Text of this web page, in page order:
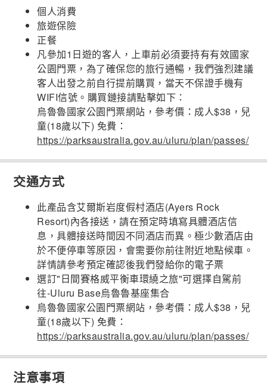
個人消費
旅遊保險
正餐
凡參加1日遊的客人，上車前必須要持有有效國家
公園門票，為了確保您的旅行通暢，我們強烈建議
客人出發之前自行提前購買，當天不保證手機有
WIFI信號。購買鏈接請點擊如下：
烏魯魯國家公園門票網站，參考價：成人$38，兒
童(18歲以下) 免費：
https://parksaustralia.gov.au/uluru/plan/passes/
交通方式
此產品含艾爾斯岩度假村酒店(Ayers Rock
Resort)內各接送，請在預定時填寫具體酒店信
息，具體接送時間因不同酒店而異。極少數酒店由
於不便停車等原因，會需要你前往附近地點候車。
詳情請參考預定確認後我們發給你的電子票
選訂"日間賽格威平衡車環繞之旅"可選擇自駕前
往-Uluru Base烏魯魯基座集合
烏魯魯國家公園門票網站，參考價：成人$38，兒
童(18歲以下) 免費：
https://parksaustralia.gov.au/uluru/plan/passes/
注意事項